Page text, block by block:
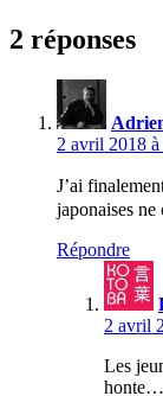
2 réponses
2 avril 2018
J’ai
japonaises
Répondre
2 avril
Les
honte…